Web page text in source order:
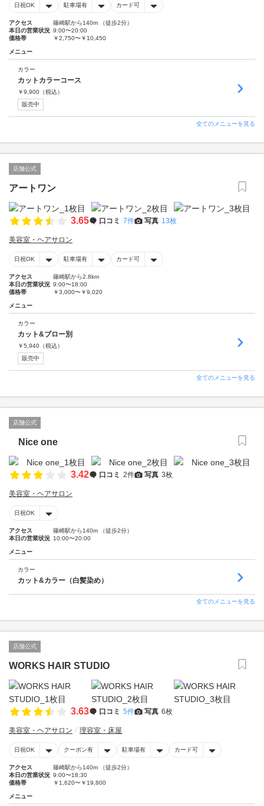
日祝OK 駐車場有 カード可
アクセス
篠崎駅から140m （徒歩2分）
本日の営業状況 9:00〜20:00
価格帯
￥2,750〜￥10,450
メニュー
カラー
カットカラーコース
￥9,900 （税込）
販売中
全てのメニューを見る
店舗公式
アートワン
3.65 口コミ 7件 写真 13枚
美容室・ヘアサロン
日祝OK 駐車場有 カード可
アクセス
篠崎駅から2.8km
本日の営業状況 9:00〜18:00
価格帯
￥3,000〜￥9,020
メニュー
カラー
カット&ブロー別
￥5,940 （税込）
販売中
全てのメニューを見る
店舗公式
Nice one
3.42 口コミ 2件 写真 3枚
美容室・ヘアサロン
日祝OK
アクセス
篠崎駅から140m （徒歩2分）
本日の営業状況 10:00〜20:00
メニュー
カラー
カット&カラー（白髪染め）
全てのメニューを見る
店舗公式
WORKS HAIR STUDIO
3.63 口コミ 5件 写真 6枚
美容室・ヘアサロン 理容室・床屋
日祝OK クーポン有 駐車場有 カード可
アクセス
篠崎駅から140m （徒歩2分）
本日の営業状況 9:00〜18:30
価格帯
￥1,620〜￥19,800
メニュー